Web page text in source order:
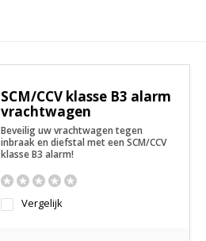
SCM/CCV klasse B3 alarm
vrachtwagen
Beveilig uw vrachtwagen tegen
inbraak en diefstal met een SCM/CCV
klasse B3 alarm!
Vergelijk